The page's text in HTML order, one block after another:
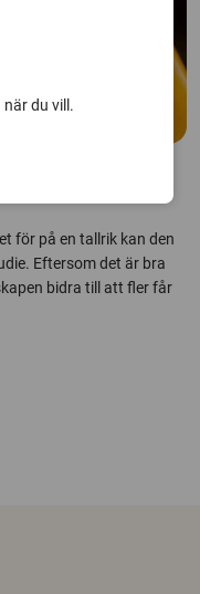
hälsosam
för på en tallrik kan den
Eftersom det är bra
bidra till att fler får
du vill.